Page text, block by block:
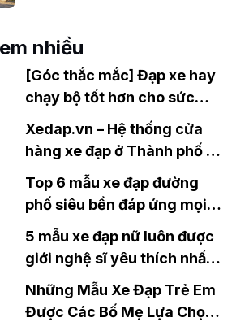
nhiều
[Góc thắc mắc] Đạp xe hay
chạy bộ tốt hơn cho sức
khỏe?
Xedap.vn – Hệ thống cửa
hàng xe đạp ở Thành phố Dĩ
An uy tín
Top 6 mẫu xe đạp đường
phố siêu bền đáp ứng mọi
thời tiết đang bán chạy nhất
hiện nay
5 mẫu xe đạp nữ luôn được
giới nghệ sĩ yêu thích nhất
hiện nay
Những Mẫu Xe Đạp Trẻ Em
Được Các Bố Mẹ Lựa Chọn